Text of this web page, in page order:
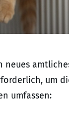
neues
um
umfassen: